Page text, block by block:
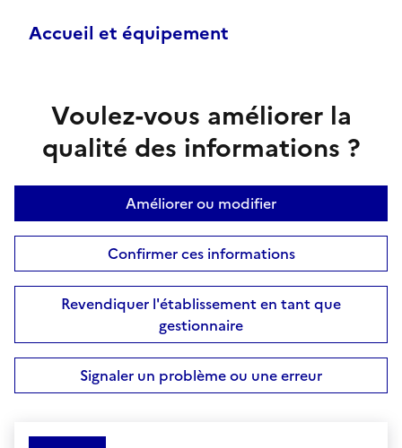
Accueil et équipement
Voulez-vous améliorer la
qualité des informations ?
Améliorer ou modifier
Confirmer ces informations
Revendiquer l'établissement en tant que
gestionnaire
Signaler un problème ou une erreur